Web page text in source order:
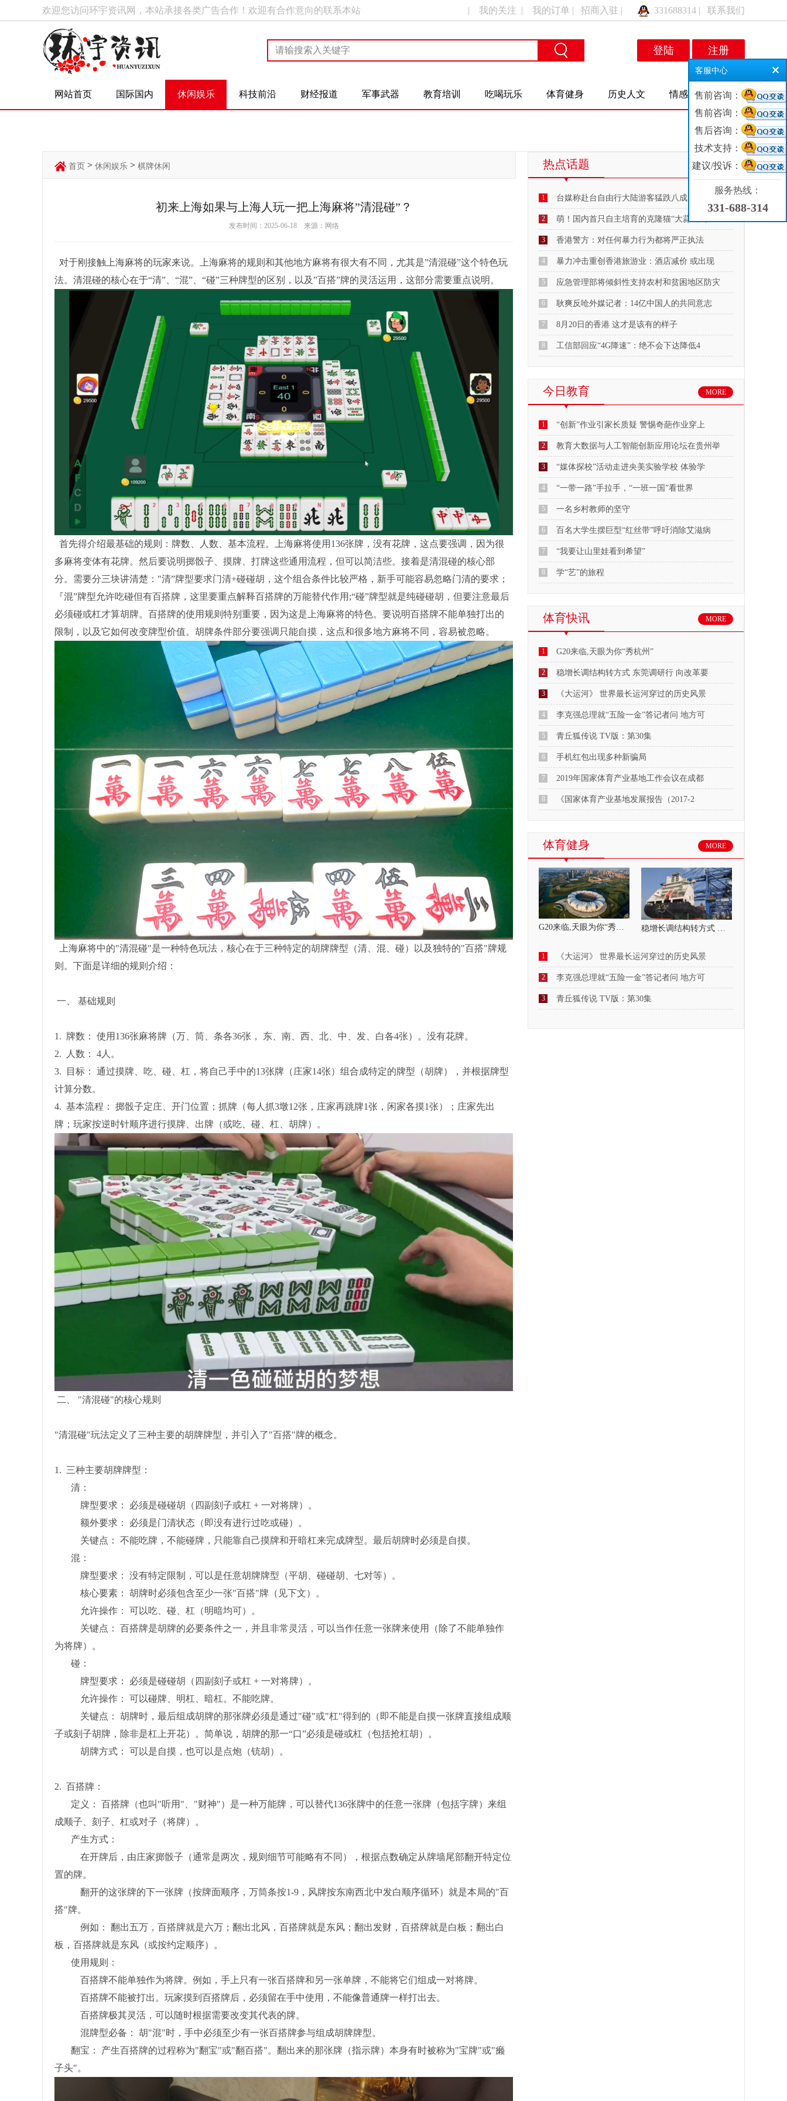
欢迎您访问环宇资讯网，本站承接各类广告合作！欢迎有合作意向的联系本站 | 我的关注 | 我的订单 | 招商入驻 | 331688314 | 联系我们
登陆 注册
网站首页 国际国内 休闲娱乐 科技前沿 财经报道 军事武器 教育培训 吃喝玩乐 体育健身 历史人文 情感交友
首页 > 休闲娱乐 > 棋牌休闲
初来上海如果与上海人玩一把上海麻将”清混碰”？
发布时间：2025-06-18 来源：网络
对于刚接触上海麻将的玩家来说。上海麻将的规则和其他地方麻将有很大有不同，尤其是”清混碰”这个特色玩
法。清混碰的核心在于“清”、“混”、“碰”三种牌型的区别，以及”百搭”牌的灵活运用，这部分需要重点说明。
首先得介绍最基础的规则：牌数、人数、基本流程。上海麻将使用136张牌，没有花牌，这点要强调，因为很
多麻将变体有花牌。然后要说明掷骰子、摸牌、打牌这些通用流程，但可以简洁些。接着是清混碰的核心部
分。需要分三块讲清楚："清”牌型要求门清+碰碰胡，这个组合条件比较严格，新手可能容易忽略门清的要求；
『混”牌型允许吃碰但有百搭牌，这里要重点解释百搭牌的万能替代作用;“碰”牌型就是纯碰碰胡，但要注意最后
必须碰或杠才算胡牌。百搭牌的使用规则特别重要，因为这是上海麻将的特色。要说明百搭牌不能单独打出的
限制，以及它如何改变牌型价值。胡牌条件部分要强调只能自摸，这点和很多地方麻将不同，容易被忽略。
上海麻将中的"清混碰"是一种特色玩法，核心在于三种特定的胡牌牌型（清、混、碰）以及独特的"百搭"牌规
则。下面是详细的规则介绍：
一、 基础规则
1. 牌数： 使用136张麻将牌（万、筒、条各36张， 东、南、西、北、中、发、白各4张）。没有花牌。
2. 人数： 4人。
3. 目标： 通过摸牌、吃、碰、杠，将自己手中的13张牌（庄家14张）组合成特定的牌型（胡牌），并根据牌型
计算分数。
4. 基本流程： 掷骰子定庄、开门位置；抓牌（每人抓3墩12张，庄家再跳牌1张，闲家各摸1张）；庄家先出
牌；玩家按逆时针顺序进行摸牌、出牌（或吃、碰、杠、胡牌）。
二、 "清混碰"的核心规则
"清混碰"玩法定义了三种主要的胡牌牌型，并引入了"百搭"牌的概念。
1. 三种主要胡牌牌型：
清：
牌型要求： 必须是碰碰胡（四副刻子或杠 + 一对将牌）。
额外要求： 必须是门清状态（即没有进行过吃或碰）。
关键点： 不能吃牌，不能碰牌，只能靠自己摸牌和开暗杠来完成牌型。最后胡牌时必须是自摸。
混：
牌型要求： 没有特定限制，可以是任意胡牌牌型（平胡、碰碰胡、七对等）。
核心要素： 胡牌时必须包含至少一张"百搭"牌（见下文）。
允许操作： 可以吃、碰、杠（明暗均可）。
关键点： 百搭牌是胡牌的必要条件之一，并且非常灵活，可以当作任意一张牌来使用（除了不能单独作
为将牌）。
碰：
牌型要求： 必须是碰碰胡（四副刻子或杠 + 一对将牌）。
允许操作： 可以碰牌、明杠、暗杠。不能吃牌。
关键点： 胡牌时，最后组成胡牌的那张牌必须是通过"碰"或"杠"得到的（即不能是自摸一张牌直接组成顺
子或刻子胡牌，除非是杠上开花）。简单说，胡牌的那一“口”必须是碰或杠（包括抢杠胡）。
胡牌方式： 可以是自摸，也可以是点炮（铳胡）。
2. 百搭牌：
定义： 百搭牌（也叫"听用"、"财神"）是一种万能牌，可以替代136张牌中的任意一张牌（包括字牌）来组
成顺子、刻子、杠或对子（将牌）。
产生方式：
在开牌后，由庄家掷骰子（通常是两次，规则细节可能略有不同），根据点数确定从牌墙尾部翻开特定位
置的牌。
翻开的这张牌的下一张牌（按牌面顺序，万筒条按1-9，风牌按东南西北中发白顺序循环）就是本局的"百
搭"牌。
例如： 翻出五万，百搭牌就是六万；翻出北风，百搭牌就是东风；翻出发财，百搭牌就是白板；翻出白
板，百搭牌就是东风（或按约定顺序）。
使用规则：
百搭牌不能单独作为将牌。例如，手上只有一张百搭牌和另一张单牌，不能将它们组成一对将牌。
百搭牌不能被打出。玩家摸到百搭牌后，必须留在手中使用，不能像普通牌一样打出去。
百搭牌极其灵活，可以随时根据需要改变其代表的牌。
混牌型必备： 胡"混"时，手中必须至少有一张百搭牌参与组成胡牌牌型。
翻宝： 产生百搭牌的过程称为"翻宝"或"翻百搭"。翻出来的那张牌（指示牌）本身有时被称为"宝牌"或"癞
子头"。
热点话题 MORE
1 台媒称赴台自由行大陆游客猛跌八成：“明年
2 萌！国内首只自主培育的克隆猫“大蒜”来了
3 香港警方：对任何暴力行为都将严正执法
4 暴力冲击重创香港旅游业：酒店减价 或出现
5 应急管理部将倾斜性支持农村和贫困地区防灾
6 耿爽反呛外媒记者：14亿中国人的共同意志
7 8月20日的香港 这才是该有的样子
8 工信部回应“4G降速”：绝不会下达降低4
今日教育 MORE
1 “创新”作业引家长质疑 警惕奇葩作业穿上
2 教育大数据与人工智能创新应用论坛在贵州举
3 “媒体探校”活动走进央美实验学校 体验学
4 “一带一路”手拉手，“一班一国”看世界
5 一名乡村教师的坚守
6 百名大学生摆巨型“红丝带”呼吁消除艾滋病
7 “我要让山里娃看到希望”
8 学“艺”的旅程
体育快讯 MORE
1 G20来临,天眼为你“秀杭州”
2 稳增长调结构转方式 东莞调研行 向改革要
3 《大运河》 世界最长运河穿过的历史风景
4 李克强总理就“五险一金”答记者问 地方可
5 青丘狐传说 TV版：第30集
6 手机红包出现多种新骗局
7 2019年国家体育产业基地工作会议在成都
8 《国家体育产业基地发展报告（2017-2
体育健身 MORE
稳增长调结构转方式 东莞调研行 向改革要
1 《大运河》 世界最长运河穿过的历史风景
2 李克强总理就“五险一金”答记者问 地方可
3 青丘狐传说 TV版：第30集
客服中心
售前咨询：
售前咨询：
售后咨询：
技术支持：
建议/投诉：
服务热线：
331-688-314